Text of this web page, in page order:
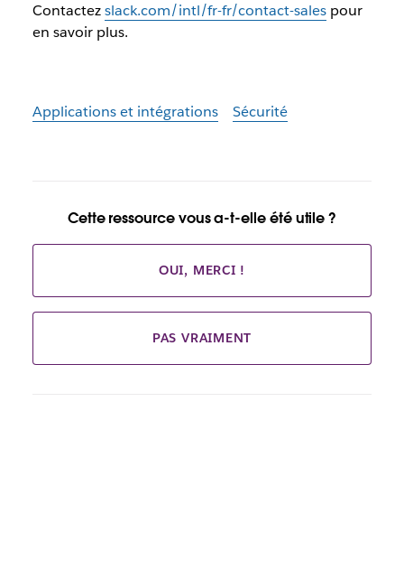
Contactezslack.com/intl/fr-fr/contact-salespour
en savoir plus.
Applications et intégrations Sécurité
Cette ressource vous a-t-elle été utile ?
OUI, MERCI !
PAS VRAIMENT